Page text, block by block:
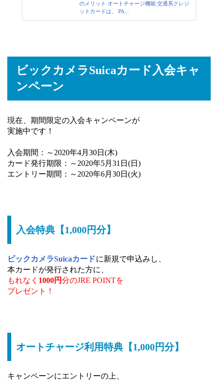
のメリット オートチャージ機能 交通系クレジ
ットカードは、 PA...
ビックカメラSuicaカード入会キャ
ンペーン
現在、期間限定の入会キャンペーンが
実施中です！
入会期間：～2020年4月30日(木)
カード発行期限：～2020年5月31日(日)
エントリー期間：～2020年6月30日(火)
入会特典【1,000円分】
ビックカメラSuicaカードに新規で申込みし、
本カードが発行された方に、
もれなく 1000円分のJRE POINTを
プレゼント！
オートチャージ利用特典【1,000円分】
キャンペーンにエントリーの上、